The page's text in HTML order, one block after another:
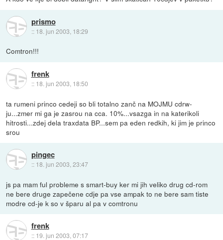
prismo
:: 18. jun 2003, 18:29
Comtron!!!
frenk
:: 18. jun 2003, 18:50
ta rumeni princo cedeji so bli totalno zanč na MOJMU cdrw-
ju...zmer mi ga je zasrou na cca. 10%...vsazga in na katerikoli
hitrosti...zdej dela traxdata BP...sem pa eden redkih, ki jim je princo
srou
pingec
:: 18. jun 2003, 23:47
js pa mam ful probleme s smart-buy ker mi jih veliko drug cd-rom
ne bere druge zapečene cdje pa vse ampak to ne bere sam tiste
modre cd-je k so v šparu al pa v comtronu
frenk
:: 19. jun 2003, 07:17